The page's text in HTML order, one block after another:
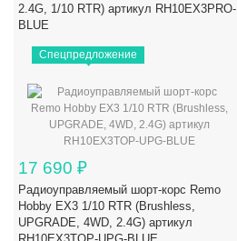
2.4G, 1/10 RTR) артикул RH10EX3PRO-
BLUE
Спецпредложение
17 690 ₽
Радиоуправляемый шорт-корс Remo
Hobby EX3 1/10 RTR (Brushless,
UPGRADE, 4WD, 2.4G) артикул